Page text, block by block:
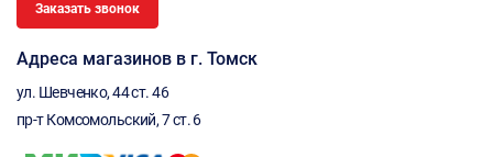
Заказать звонок
Адреса магазинов в г. Томск
ул. Шевченко, 44 ст. 46
пр-т Комсомольский, 7 ст. 6